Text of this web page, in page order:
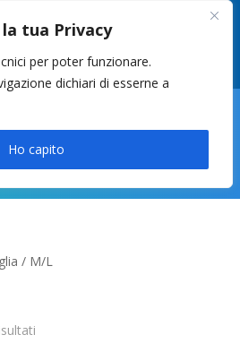
tua Privacy
per poter funzionare.
dichiari di esserne a
Ho capito
–info@cstosetto.it
9-12 / 14:30-17
/ M/L